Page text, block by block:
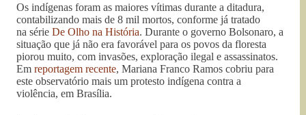
Os indígenas foram as maiores vítimas durante a ditadura,
contabilizando mais de 8 mil mortos, conforme já tratado
na série De Olho na História. Durante o governo Bolsonaro, a
situação que já não era favorável para os povos da floresta
piorou muito, com invasões, exploração ilegal e assassinatos.
Em reportagem recente, Mariana Franco Ramos cobriu para
este observatório mais um protesto indígena contra a
violência, em Brasília.